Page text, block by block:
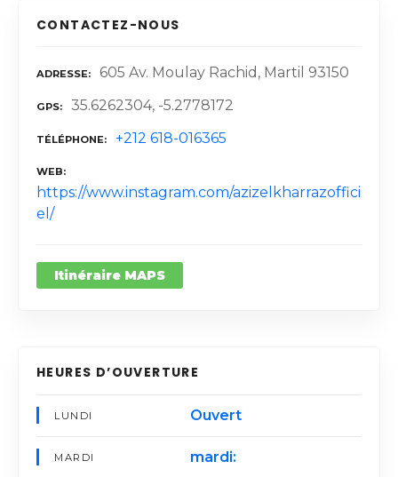
CONTACTEZ-NOUS
ADRESSE 605 Av. Moulay Rachid, Martil 93150
GPS 35.6262304, -5.2778172
TÉLÉPHONE +212 618-016365
WEB
https://www.instagram.com/azizelkharrazoffici
el/
Itinéraire MAPS
HEURES D’OUVERTURE
LUNDI Ouvert
MARDI mardi: